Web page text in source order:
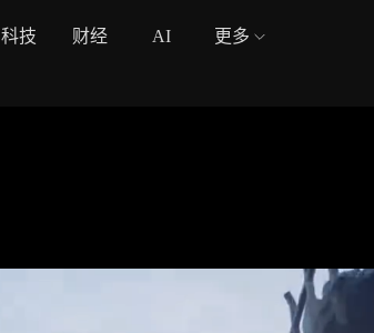
科技 财经 AI 更多